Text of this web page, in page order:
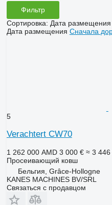
Фильтр
Сортировка: Дата размещения
Дата размещения Сначала
5
Verachtert CW70
1 262 000 AMD 3 000 € ≈ 3 446
Просеивающий ковш
Бельгия, Grâce-Hollogne
KANES MACHINES BV/SRL
Связаться с продавцом